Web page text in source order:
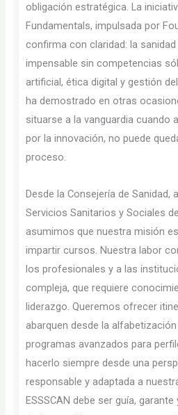
obligación estratégica. La
Fundamentals, impulsada por
confirma con claridad: la
impensable sin competencias
artificial, ética digital y gestión
ha demostrado en otras
situarse a la vanguardia cuando
por la innovación, no puede
proceso.
Desde la Consejería de Sanidad,
Servicios Sanitarios y Sociales
asumimos que nuestra misión
impartir cursos. Nuestra labor
los profesionales y a las
compleja, que requiere
liderazgo. Queremos ofrecer
abarquen desde la
programas avanzados para
hacerlo siempre desde una
responsable y adaptada a
ESSSCAN debe ser guía,